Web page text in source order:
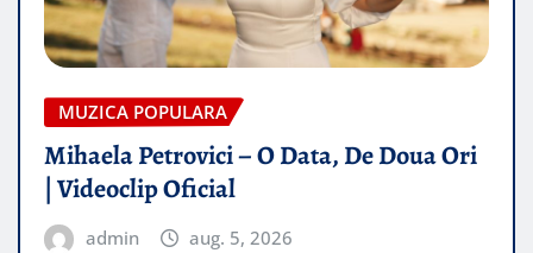
MUZICA POPULARA
Mihaela Petrovici – O Data, De Doua Ori
| Videoclip Oficial
admin aug. 5, 2026